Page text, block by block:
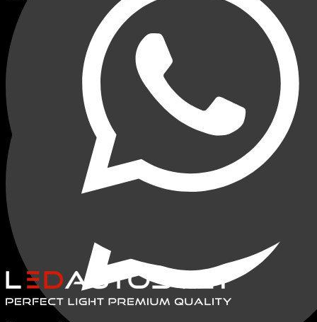
Маски для линз Z109 3.0
дюйма Хром
Маски для линз
M-Z109
1050,00
₽
1870,00